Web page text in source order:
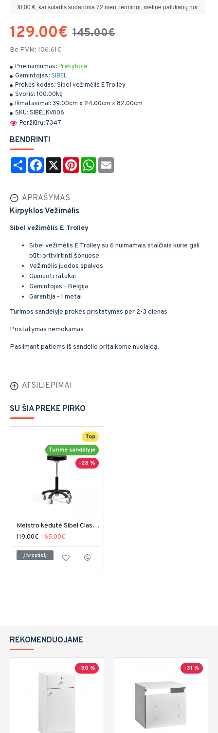
Prieinamumas:Prekyboje
Gamintojas:SIBEL
Prekės kodas:Sibel vežimėlis E Trolley
Svoris:100.00kg
Išmatavimai:39.00cm x 24.00cm x 82.00cm
SKU:SIBELKV006
Peržiūrų: 7347
129.00€ 145.00€
Be PVM: 106.61€
€, kai sutartis sudaroma72mėn. terminui, metinė palūkanų norma –13,90
BENDRINTI
Share Facebook
X PinterestWhatsApp
APRAŠYMAS
Kirpyklos Vežimėlis
Sibel vežimėlis E Trolley
Sibel vežimėlis E Trolley su 6 nuimamais stalčiais kurie gali
būti pritvirtinti šonuose
Vežimėlis juodos spalvos
Gumuoti ratukai
Gamintojas - Belgija
Garantija - 1 metai
Turimos sandėlyje prekės pristatymas per 2-3 dienas
Pristatymas nemokamas
Pasiimant patiems iš sandėlio pritaikome nuolaidą.
ATSILIEPIMAI
SU ŠIA PREKE PIRKO
Top
Turime sandėlyje
-28 %
Meistro kėdutė Sibel Classic Round
119.00€ 165.00€
Į krepšelį
REKOMENDUOJAME
-30 % -31 %